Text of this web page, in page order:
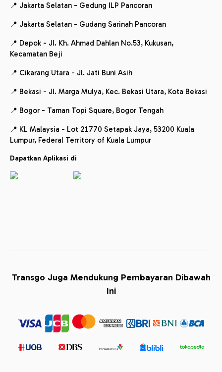
📍 Jakarta Selatan - Gedung ILP Pancoran
📍 Jakarta Selatan - Gudang Sarinah Pancoran
📍 Depok - Jl. Kh. Ahmad Dahlan No.53, Kukusan,
Kecamatan Beji
📍 Cikarang Utara - Jl. Jati Buni Asih
📍 Bekasi - Jl. Marga Mulya, Kec. Bekasi Utara, Kota Bekasi
📍 Bogor - Taman Topi Square, Bogor Tengah
📍 KL Malaysia - Lot 21770 Setapak Jaya, 53200 Kuala
Lumpur, Federal Territory of Kuala Lumpur
Dapatkan Aplikasi di
Transgo Juga Mendukung Pembayaran Dibawah
Ini